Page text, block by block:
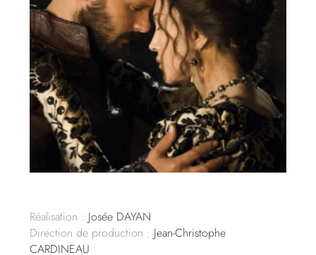
Réalisation : Josée DAYAN
Direction de production : Jean-Christophe
CARDINEAU